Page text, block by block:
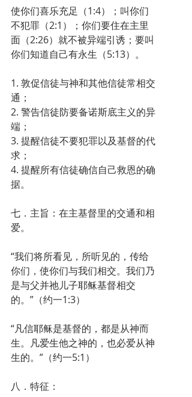
使你们喜乐充足（1:4）；叫你们
不犯罪（2:1）；你们要住在主里
面（2:26）就不被异端引诱；要叫
你们知道自己有永生（5:13）。
1. 敦促信徒与神和其他信徒常相交
通；
2. 警告信徒防要备诺斯底主义的异
端；
3. 提醒信徒不要犯罪以及基督的代
求；
4. 提醒所有信徒确信自己救恩的确
据。
七．主旨：在主基督里的交通和相
爱。
“我们将所看见，所听见的，传给
你们，使你们与我们相交。我们乃
是与父并祂儿子耶稣基督相交
的。”（约一1:3）
“凡信耶稣是基督的，都是从神而
生。凡爱生他之神的，也必爱从神
生的。”（约一5:1）
八．特征：